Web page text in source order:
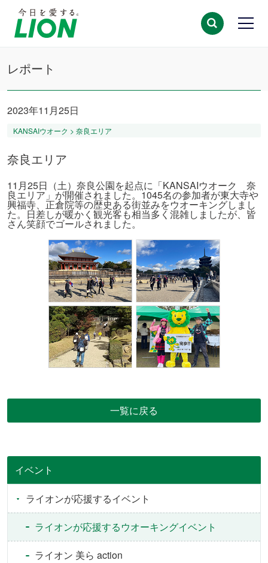
レポート
2023年11月25日
KANSAIウオーク > 奈良エリア
奈良エリア
11月25日（土）奈良公園を起点に「KANSAIウオーク 奈
良エリア」が開催されました。1045名の参加者が東大寺や
興福寺、正倉院等の歴史ある街並みをウオーキングしまし
た。日差しが暖かく観光客も相当多く混雑しましたが、皆
さん笑顔でゴールされました。
一覧に戻る
イベント
ライオンが応援するイベント
ライオンが応援するウオーキングイベント
ライオン 美ら action